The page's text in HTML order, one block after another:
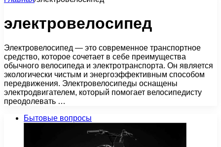
электровелосипед
Электровелосипед — это современное транспортное
средство, которое сочетает в себе преимущества
обычного велосипеда и электротранспорта. Он является
экологически чистым и энергоэффективным способом
передвижения. Электровелосипеды оснащены
электродвигателем, который помогает велосипедисту
преодолевать …
Бытовые вопросы